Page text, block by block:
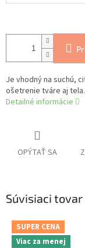
Je vhodný na suchú,
ošetrenie tváre aj tela.
Detailné informácie
OPÝTAŤ SA
Súvisiaci tovar
SUPER CENA
Viac za menej